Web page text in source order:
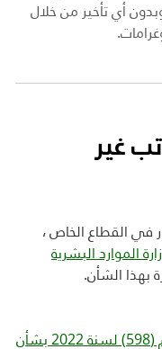
أي تأخير من خلال
.
غير
في القطاع الخاص ،
الموارد البشرية
بهذا الشأن.
للقرار الوزاري رقم (598) لسنة 2022 بشأن